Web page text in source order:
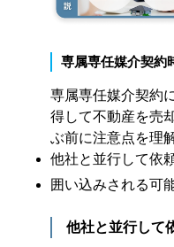
専属専任媒介契約
専属専任媒介契約
得して不動産を売
ぶ前に注意点を理
他社と並行して依
囲い込みされる可
他社と並行して